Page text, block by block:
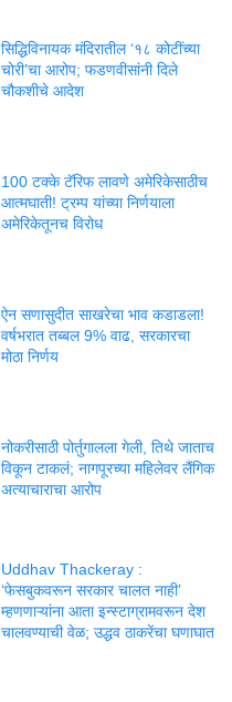
सिद्धिविनायक मंदिरातील ‘१८ कोटींच्या
चोरी’चा आरोप; फडणवीसांनी दिले
चौकशीचे आदेश
100 टक्के टॅरिफ लावणे अमेरिकेसाठीच
आत्मघाती! ट्रम्प यांच्या निर्णयाला
अमेरिकेतूनच विरोध
ऐन सणासुदीत साखरेचा भाव कडाडला!
वर्षभरात तब्बल 9% वाढ, सरकारचा
मोठा निर्णय
नोकरीसाठी पोर्तुगालला गेली, तिथे जाताच
विकून टाकलं; नागपूरच्या महिलेवर लैंगिक
अत्याचाराचा आरोप
Uddhav Thackeray :
‘फेसबुकवरून सरकार चालत नाही’
म्हणणाऱ्यांना आता इन्स्टाग्रामवरून देश
चालवण्याची वेळ; उद्धव ठाकरेंचा घणाघात